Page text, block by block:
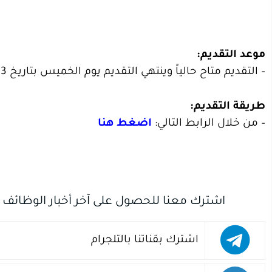
موعد التقديم:
– التقديم متاح حالياً وينتهي التقديم يوم الخميس بتاريخ 1447/08/03هـ الموافق 2026/01/22م.
طريقة التقديم:
– من خلال الرابط التالي: اضغط هنا
اشترك معنا للحصول على آخر أخبار الوظائف
اشترك بقناتنا بالتلجرام